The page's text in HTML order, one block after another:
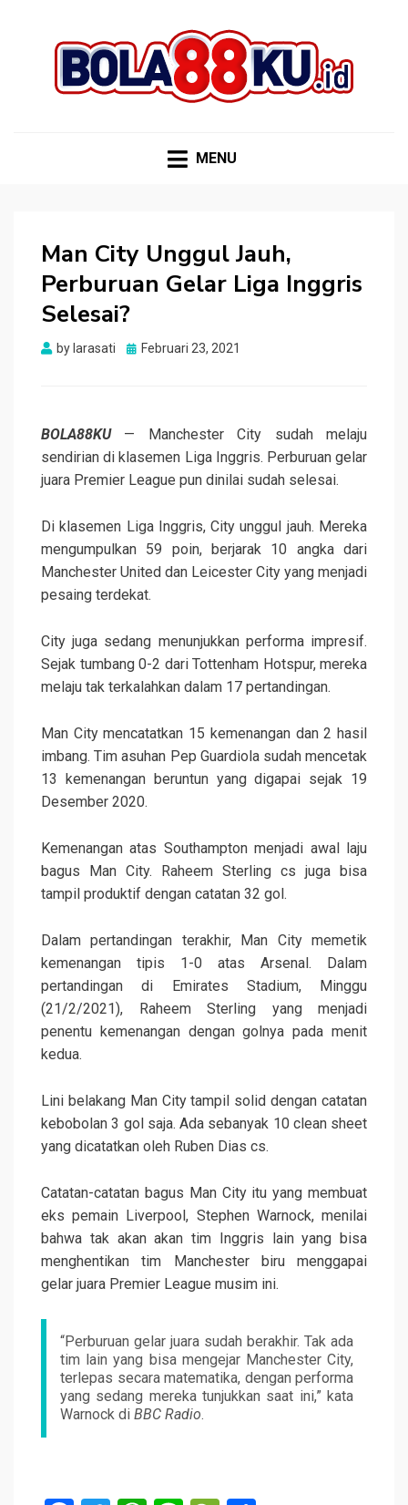
MENU
Man City Unggul Jauh,
Perburuan Gelar Liga Inggris
Selesai?
by larasati
Posted
Februari 23, 2021
BOLA88KU— Manchester City sudah melaju
sendirian di klasemen Liga Inggris. Perburuan gelar
juara Premier League pun dinilai sudah selesai.
Di klasemen Liga Inggris, City unggul jauh. Mereka
mengumpulkan 59 poin, berjarak 10 angka dari
Manchester United dan Leicester City yang menjadi
pesaing terdekat.
City juga sedang menunjukkan performa impresif.
Sejak tumbang 0-2 dari Tottenham Hotspur, mereka
melaju tak terkalahkan dalam 17 pertandingan.
Man City mencatatkan 15 kemenangan dan 2 hasil
imbang. Tim asuhan Pep Guardiola sudah mencetak
13 kemenangan beruntun yang digapai sejak 19
Desember 2020.
Kemenangan atas Southampton menjadi awal laju
bagus Man City. Raheem Sterling cs juga bisa
tampil produktif dengan catatan 32 gol.
Dalam pertandingan terakhir, Man City memetik
kemenangan tipis 1-0 atas Arsenal. Dalam
pertandingan di Emirates Stadium, Minggu
(21/2/2021), Raheem Sterling yang menjadi
penentu kemenangan dengan golnya pada menit
kedua.
Lini belakang Man City tampil solid dengan catatan
kebobolan 3 gol saja. Ada sebanyak 10 clean sheet
yang dicatatkan oleh Ruben Dias cs.
Catatan-catatan bagus Man City itu yang membuat
eks pemain Liverpool, Stephen Warnock, menilai
bahwa tak akan akan tim Inggris lain yang bisa
menghentikan tim Manchester biru menggapai
gelar juara Premier League musim ini.
“Perburuan gelar juara sudah berakhir. Tak ada
tim lain yang bisa mengejar Manchester City,
terlepas secara matematika, dengan performa
yang sedang mereka tunjukkan saat ini,” kata
Warnock di BBC Radio.